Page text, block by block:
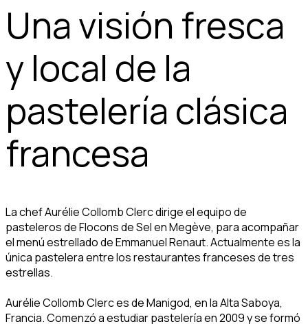
Una visión fresca
y local de la
pastelería clásica
francesa
La chef Aurélie Collomb Clerc dirige el equipo de
pasteleros de Flocons de Sel en Megève, para acompañar
el menú estrellado de Emmanuel Renaut. Actualmente es la
única pastelera entre los restaurantes franceses de tres
estrellas.
Aurélie Collomb Clerc es de Manigod, en la Alta Saboya,
Francia. Comenzó a estudiar pastelería en 2009 y se formó